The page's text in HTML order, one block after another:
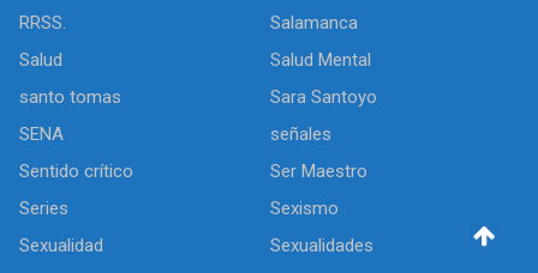
RRSS.
Salamanca
Salud
Salud Mental
santo tomas
Sara Santoyo
SENA
señales
Sentido crítico
Ser Maestro
Series
Sexismo
Sexualidad
Sexualidades